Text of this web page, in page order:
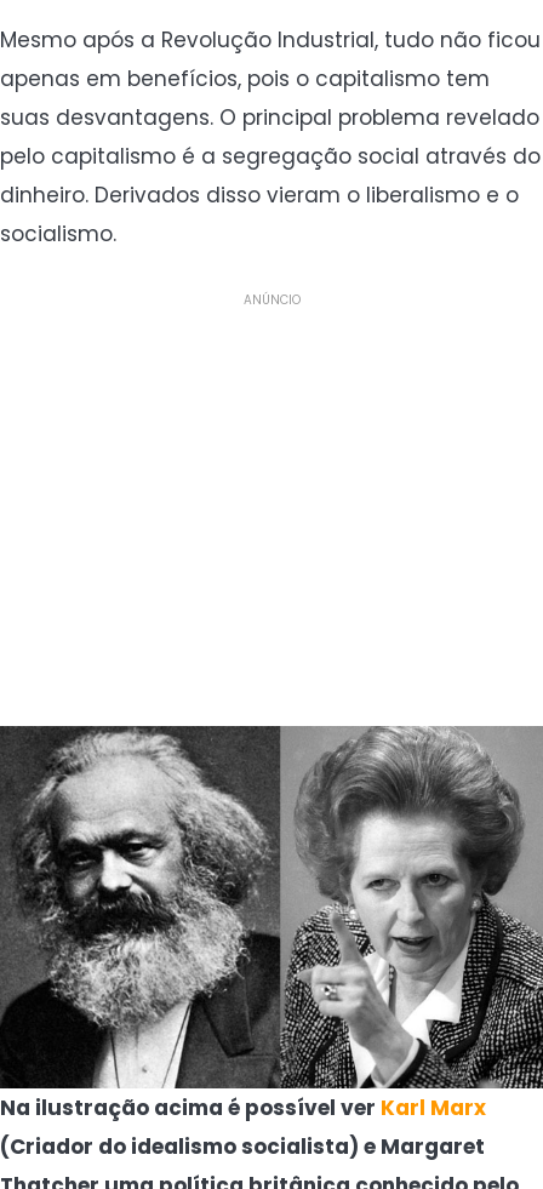
Mesmo após a Revolução Industrial, tudo não ficou
apenas em benefícios, pois o capitalismo tem
suas desvantagens. O principal problema revelado
pelo capitalismo é a segregação social através do
dinheiro. Derivados disso vieram o liberalismo e o
socialismo.
ANÚNCIO
Na ilustração acima é possível ver Karl Marx
(Criador do idealismo socialista) e Margaret